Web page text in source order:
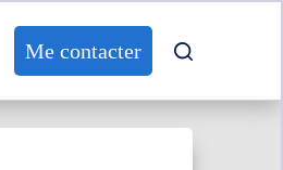
Me contacter